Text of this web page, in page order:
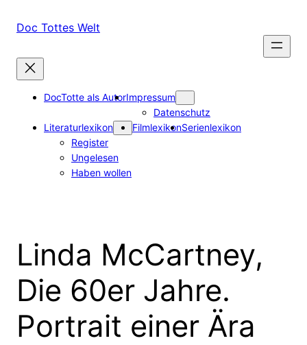
InhaltDoc Tottes Welt
DocTotte als AutorImpressum
Datenschutz
Literaturlexikon
Register
Ungelesen
Haben wollen
FilmlexikonSerienlexikon
Linda McCartney,
Die 60er Jahre.
Portrait einer Ära